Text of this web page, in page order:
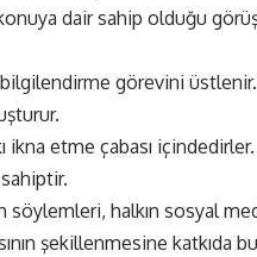
dair sahip olduğu
görevini üstlenir.
etme çabası
halkın sosyal
şekillenmesine katkıda